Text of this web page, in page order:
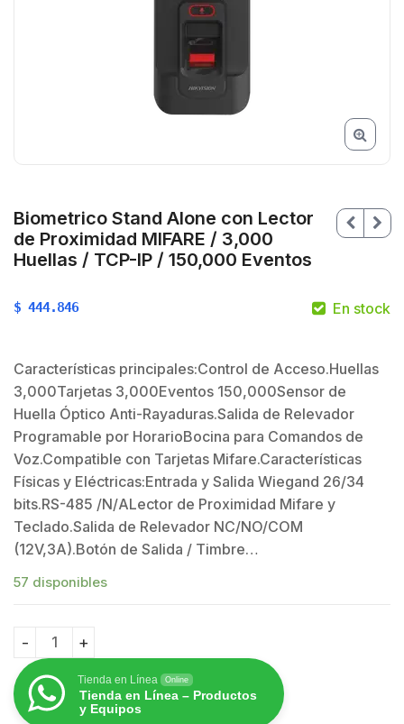
Biometrico Stand Alone con Lector
de Proximidad MIFARE / 3,000
Huellas / TCP-IP / 150,000 Eventos
$
$ 444.846 En stock
Características principales:Control de Acceso.Huellas
3,000Tarjetas 3,000Eventos 150,000Sensor de
Huella Óptico Anti-Rayaduras.Salida de Relevador
Programable por HorarioBocina para Comandos de
Voz.Compatible con Tarjetas Mifare.Características
Físicas y Eléctricas:Entrada y Salida Wiegand 26/34
bits.RS-485 /N/ALector de Proximidad Mifare y
Teclado.Salida de Relevador NC/NO/COM
(12V,3A).Botón de Salida / Timbre…
57 disponibles
Biometrico Stand Alone con Lector de Proximidad
Tienda en Línea Online
Tienda en Línea – Productos
y Equipos